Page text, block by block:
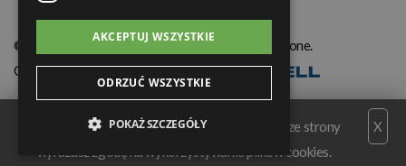
© Świat Łazienek XXI w. Wszelkie prawa zastrzeżone.
Oprogramowanie KQS.store:Realizacja
Serwis wykorzystuje pliki cookies. Korzystając ze strony
wyrażasz zgodę na wykorzystywanie plików cookies.
X
AKCEPTUJ WSZYSTKIE
ODRZUĆ WSZYSTKIE
POKAŻ SZCZEGÓŁY